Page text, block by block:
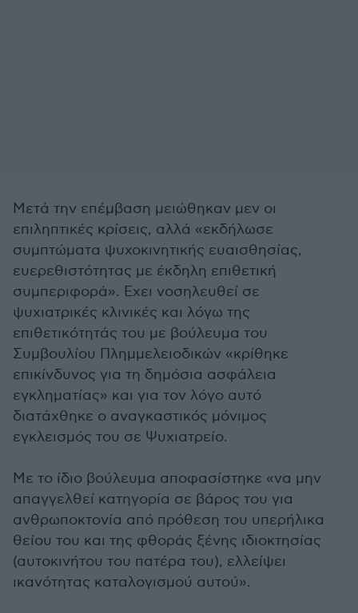
Μετά την επέμβαση μειώθηκαν μεν οι
επιληπτικές κρίσεις, αλλά «εκδήλωσε
συμπτώματα ψυχοκινητικής ευαισθησίας,
ευερεθιστότητας με έκδηλη επιθετική
συμπεριφορά». Εχει νοσηλευθεί σε
ψυχιατρικές κλινικές και λόγω της
επιθετικότητάς του με βούλευμα του
Συμβουλίου Πλημμελειοδικών «κρίθηκε
επικίνδυνος για τη δημόσια ασφάλεια
εγκληματίας» και για τον λόγο αυτό
διατάχθηκε ο αναγκαστικός μόνιμος
εγκλεισμός του σε Ψυχιατρείο.
Με το ίδιο βούλευμα αποφασίστηκε «να μην
απαγγελθεί κατηγορία σε βάρος του για
ανθρωποκτονία από πρόθεση του υπερήλικα
θείου του και της φθοράς ξένης ιδιοκτησίας
(αυτοκινήτου του πατέρα του), ελλείψει
ικανότητας καταλογισμού αυτού».